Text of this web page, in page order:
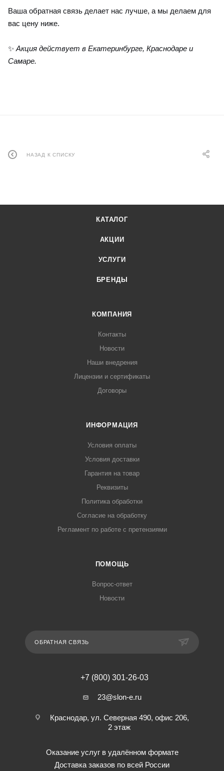
Ваша обратная связь делает нас лучше, а мы делаем для
вас цену ниже.
✨ Акция действует в Екатеринбурге, Краснодаре и
Самаре.
НАЗАД К СПИСКУ
КАТАЛОГ
АКЦИИ
УСЛУГИ
БРЕНДЫ
КОМПАНИЯ
Контакты
Новости
Наши внедрения
Лицензии и сертификаты
Договоры
ИНФОРМАЦИЯ
Условия оплаты
Условия доставки
Гарантия на товар
Реквизиты
Политика обработки
Согласие на обработку
Регламент по работе с претензиями
ПОМОЩЬ
Вопрос-ответ
Новости
ОБРАТНАЯ СВЯЗЬ
+7 (800) 301-26-03
23@slon-e.ru
Краснодар, ул. Северная 490, офис 206,
2 этаж
Оказание услуг в удалённом формате
Доставка заказов по всей России